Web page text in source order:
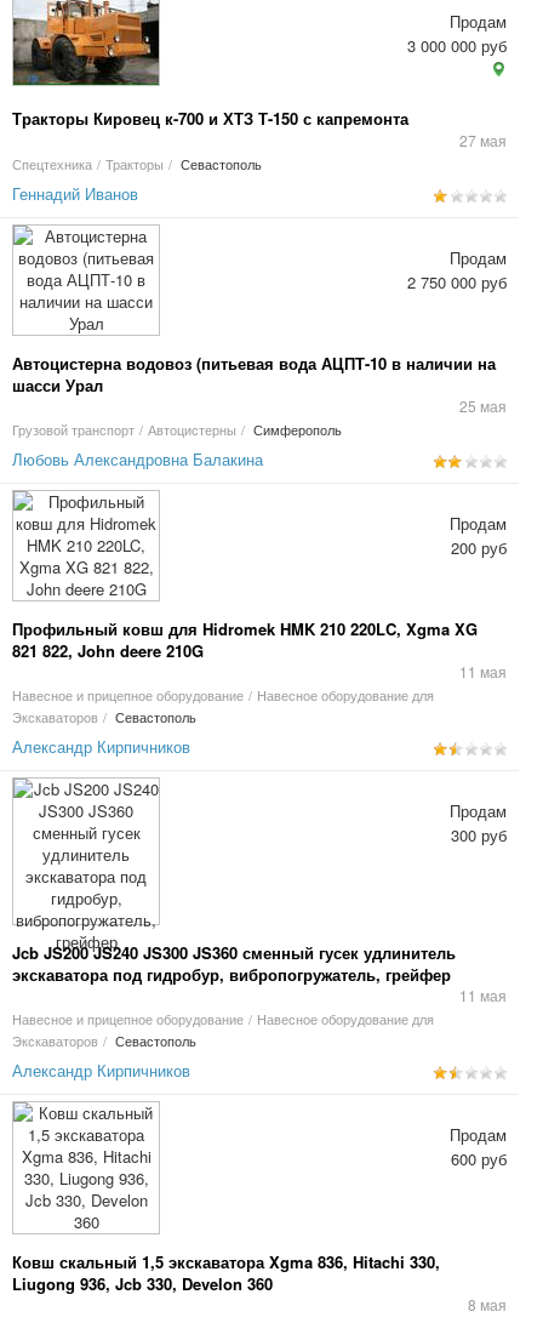
Тракторы Кировец к-700 и ХТЗ Т-150 с капремонта
27 мая
Спецтехника / Тракторы / Севастополь
Продам
3 000 000 руб
Геннадий Иванов
Автоцистерна водовоз (питьевая вода АЦПТ-10 в наличии на
шасси Урал
25 мая
Грузовой транспорт / Автоцистерны / Симферополь
Продам
2 750 000 руб
Любовь Александровна Балакина
Профильный ковш для Hidromek HMK 210 220LC, Xgma XG
821 822, John deere 210G
11 мая
Навесное и прицепное оборудование / Навесное оборудование для
Экскаваторов / Севастополь
Продам
200 руб
Александр Кирпичников
Jcb JS200 JS240 JS300 JS360 сменный гусек удлинитель
экскаватора под гидробур, вибропогружатель, грейфер
11 мая
Навесное и прицепное оборудование / Навесное оборудование для
Экскаваторов / Севастополь
Продам
300 руб
Александр Кирпичников
Ковш скальный 1,5 экскаватора Xgma 836, Hitachi 330,
Liugong 936, Jcb 330, Develon 360
8 мая
Продам
600 руб